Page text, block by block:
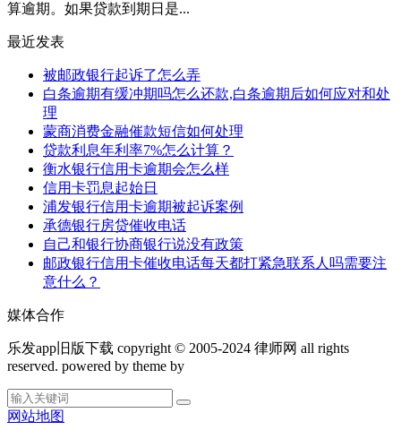
算逾期。如果贷款到期日是...
最近发表
被邮政银行起诉了怎么弄
白条逾期有缓冲期吗怎么还款,白条逾期后如何应对和处
理
蒙商消费金融催款短信如何处理
贷款利息年利率7%怎么计算？
衡水银行信用卡逾期会怎么样
信用卡罚息起始日
浦发银行信用卡逾期被起诉案例
承德银行房贷催收电话
自己和银行协商银行说没有政策
邮政银行信用卡催收电话每天都打紧急联系人吗需要注
意什么？
媒体合作
乐发app旧版下载 copyright © 2005-2024 律师网 all rights
reserved. powered by theme by
网站地图